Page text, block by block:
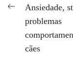
artigos
PreviousAnsiedade,
problemas
cães